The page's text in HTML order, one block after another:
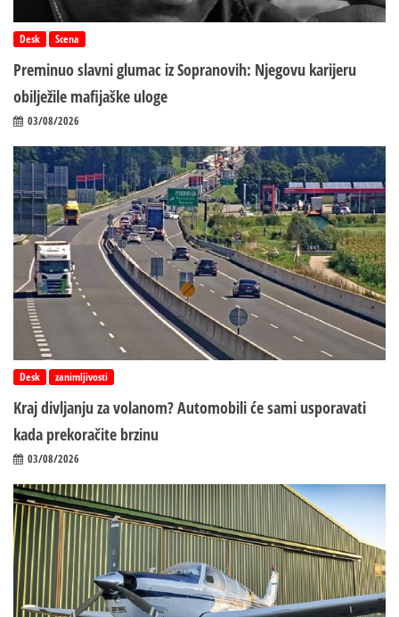
Desk Scena
Preminuo slavni glumac iz Sopranovih: Njegovu karijeru
obilježile mafijaške uloge
03/08/2026
Desk zanimljivosti
Kraj divljanju za volanom? Automobili će sami usporavati
kada prekoračite brzinu
03/08/2026